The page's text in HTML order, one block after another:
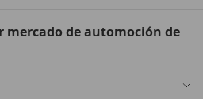
mercado de automoción de